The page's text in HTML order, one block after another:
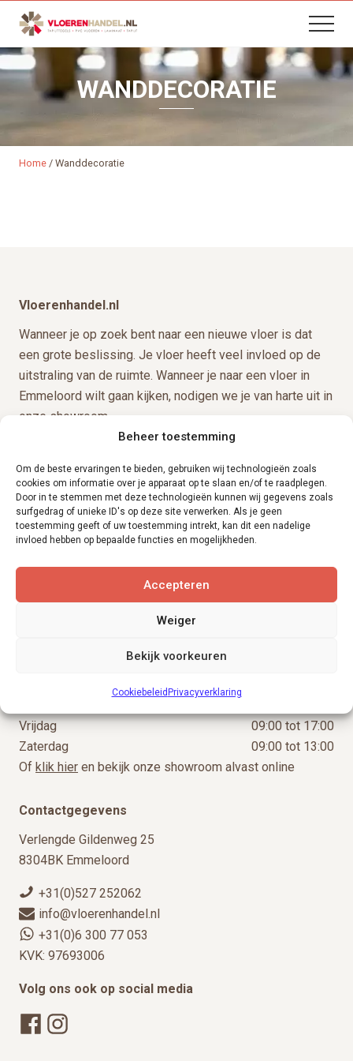
Beheer toestemming
Om de beste ervaringen te bieden, gebruiken wij technologieën zoals
cookies om informatie over je apparaat op te slaan en/of te raadplegen.
Door in te stemmen met deze technologieën kunnen wij gegevens zoals
surfgedrag of unieke ID's op deze site verwerken. Als je geen
toestemming geeft of uw toestemming intrekt, kan dit een nadelige
invloed hebben op bepaalde functies en mogelijkheden.
Accepteren
Weiger
Bekijk voorkeuren
Cookiebeleid Privacyverklaring
Menu
Skip
content
Skip
footer
Menu
WANDDECORATIE
Home / Wanddecoratie
Vloerenhandel.nl
Wanneer je op zoek bent naar een nieuwe vloer is dat
een grote beslissing. Je vloer heeft veel invloed op de
uitstraling van de ruimte. Wanneer je naar een vloer in
Emmeloord wilt gaan kijken, nodigen we je van harte uit in
onze showroom.
Home
PVC vloeren
Laminaat
Kunstgras
Vrijdag
09:00 tot 17:00
Zaterdag
09:00 tot 13:00
Of klik hier en bekijk onze showroom alvast online
Contactgegevens
Verlengde Gildenweg 25
8304BK Emmeloord
+31(0)527 252062
info@vloerenhandel.nl
+31(0)6 300 77 053
KVK: 97693006
Volg ons ook op social media